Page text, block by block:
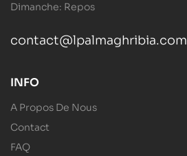
Dimanche: Repos
contact@lpalmaghribia.com
INFO
A Propos De Nous
Contact
FAQ